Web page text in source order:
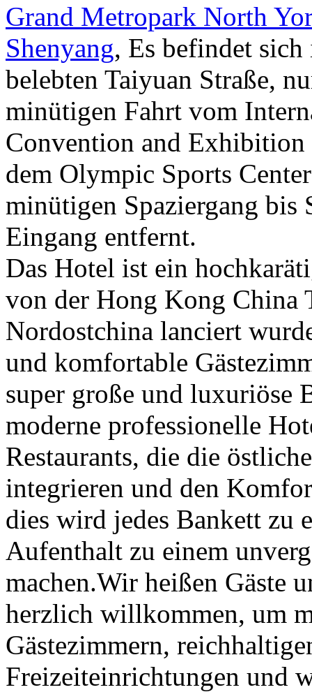
Grand Metropark North
Shenyang, Es befindet sich
belebten Taiyuan Straße,
minütigen Fahrt vom
Convention and Exhibition
dem Olympic Sports
minütigen Spaziergang bis
Eingang entfernt.
Das Hotel ist ein
von der Hong Kong China
Nordostchina lanciert
und komfortable
super große und luxuriöse
moderne professionelle
Restaurants, die die
integrieren und den
dies wird jedes Bankett zu
Aufenthalt zu einem
machen.Wir heißen Gäste
herzlich willkommen, um
Gästezimmern,
Freizeiteinrichtungen und